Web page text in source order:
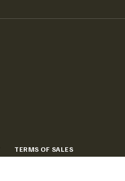
TERMS OF SALES